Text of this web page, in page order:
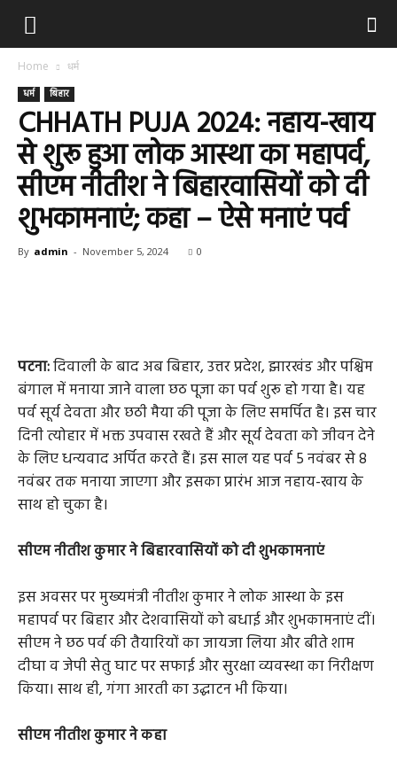
Home धर्म
धर्म बिहार
CHHATH PUJA 2024: नहाय-खाय
से शुरू हुआ लोक आस्था का महापर्व,
सीएम नीतीश ने बिहारवासियों को दी
शुभकामनाएं; कहा – ऐसे मनाएं पर्व
By admin - November 5, 2024 0
पटना:दिवाली के बाद अब बिहार, उत्तर प्रदेश, झारखंड और पश्चिम
बंगाल में मनाया जाने वाला छठ पूजा का पर्व शुरू हो गया है। यह
पर्व सूर्य देवता और छठी मैया की पूजा के लिए समर्पित है। इस चार
दिनी त्योहार में भक्त उपवास रखते हैं और सूर्य देवता को जीवन देने
के लिए धन्यवाद अर्पित करते हैं। इस साल यह पर्व 5 नवंबर से 8
नवंबर तक मनाया जाएगा और इसका प्रारंभ आज नहाय-खाय के
साथ हो चुका है।
सीएम नीतीश कुमार ने बिहारवासियों को दी शुभकामनाएं
इस अवसर पर मुख्यमंत्री नीतीश कुमार ने लोक आस्था के इस
महापर्व पर बिहार और देशवासियों को बधाई और शुभकामनाएं दीं।
सीएम ने छठ पर्व की तैयारियों का जायजा लिया और बीते शाम
दीघा व जेपी सेतु घाट पर सफाई और सुरक्षा व्यवस्था का निरीक्षण
किया। साथ ही, गंगा आरती का उद्घाटन भी किया।
सीएम नीतीश कुमार ने कहा